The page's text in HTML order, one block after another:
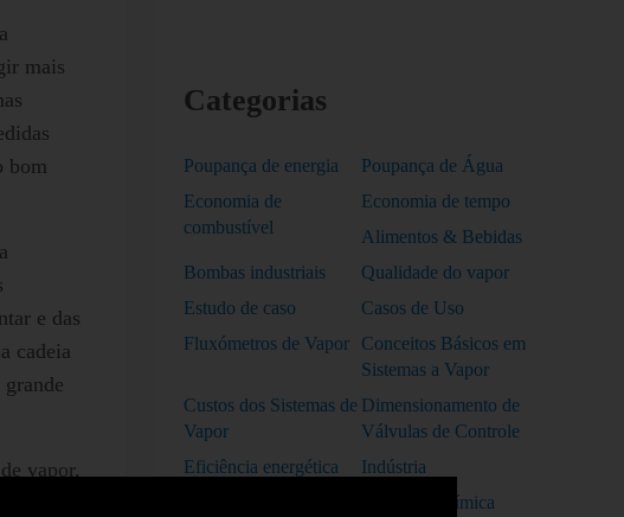
mais
bom
e das
cadeia
vapor,
Categorias
Poupança de energia
Poupança de Água
Economia de
combustível
Economia de tempo
Alimentos & Bebidas
Bombas industriais
Qualidade do vapor
Estudo de caso
Casos de Uso
Fluxómetros de Vapor
Conceitos Básicos em
Sistemas a Vapor
Custos dos Sistemas de
Vapor
Dimensionamento de
Válvulas de Controle
Eficiência energética
Indústria
Indústria Química